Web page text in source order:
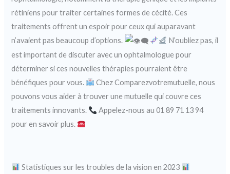
rétiniens pour traiter certaines formes de cécité. Ces
traitements offrent un espoir pour ceux qui auparavant
n’avaient pas beaucoup d’options.
N’oubliez pas, il
est important de discuter avec un ophtalmologue pour
déterminer si ces nouvelles thérapies pourraient être
bénéfiques pour vous.
Chez Comparezvotremutuelle, nous
pouvons vous aider à trouver une mutuelle qui couvre ces
traitements innovants.
Appelez-nous au 01 89 71 13 94
pour en savoir plus.
Statistiques sur les troubles de la vision en 2023